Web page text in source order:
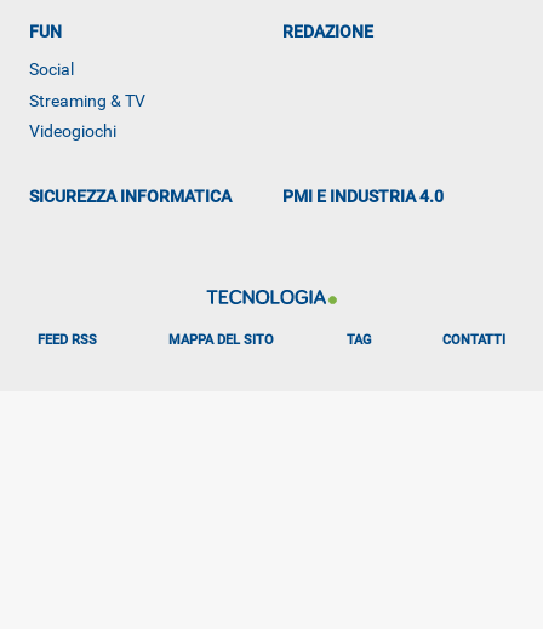
FUN
Social
Streaming & TV
Videogiochi
REDAZIONE
SICUREZZA INFORMATICA PMI E INDUSTRIA 4.0
FEED RSS MAPPA DEL SITO TAG CONTATTI